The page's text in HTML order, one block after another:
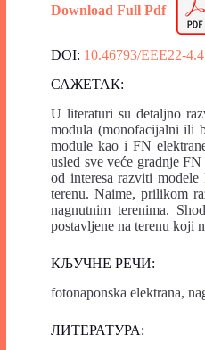
Download Full Pdf
DOI: 10.46793/EEE22-
САЖЕТАК:
U literaturi su detaljno
modula (monofacijalni ili
module kao i FN
usled sve veće gradnje
od interesa razviti
terenu. Naime, prilikom
nagnutnim terenima.
postavljene na terenu koji
КЉУЧНЕ РЕЧИ:
fotonaponska elektrana,
ЛИТЕРАТУРА: